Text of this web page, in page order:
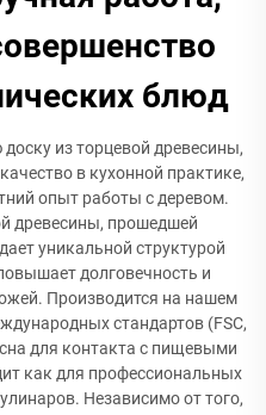
блюд
из торцевой древесины,
в кухонной практике,
опыт работы с деревом.
древесины, прошедшей
уникальной структурой
долговечность и
Производится на нашем
стандартов (FSC,
для контакта с пищевыми
как для профессиональных
Независимо от того,